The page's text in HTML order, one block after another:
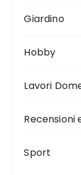
Giardino
Hobby
Lavori
Recensioni
Sport